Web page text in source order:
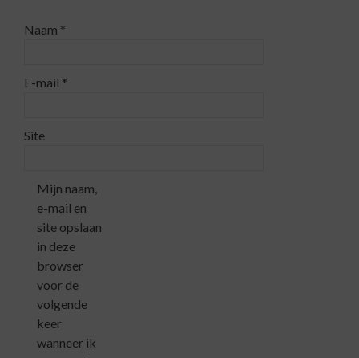
Naam *
E-mail *
Site
Mijn naam,
e-mail en
site opslaan
in deze
browser
voor de
volgende
keer
wanneer ik